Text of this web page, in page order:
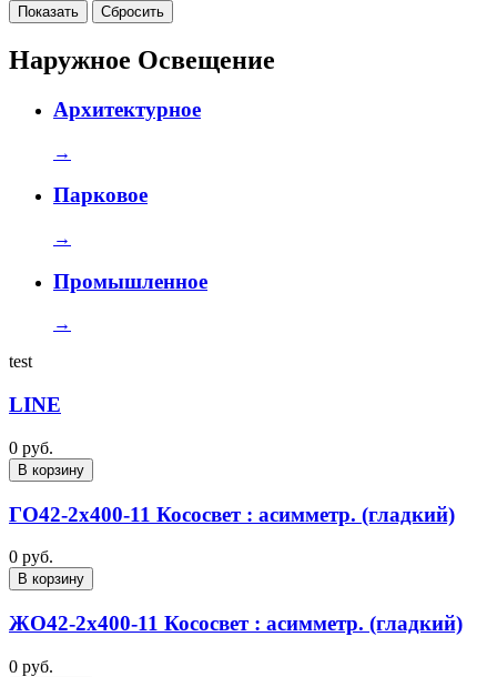
Наружное Освещение
Архитектурное
→
Парковое
→
Промышленное
→
test
LINE
0 руб.
В корзину
ГО42-2х400-11 Кососвет : асимметр. (гладкий)
0 руб.
В корзину
ЖО42-2х400-11 Кососвет : асимметр. (гладкий)
0 руб.